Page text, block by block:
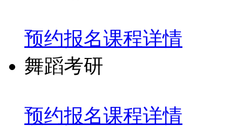
预约报名课程详情
舞蹈考研
预约报名课程详情